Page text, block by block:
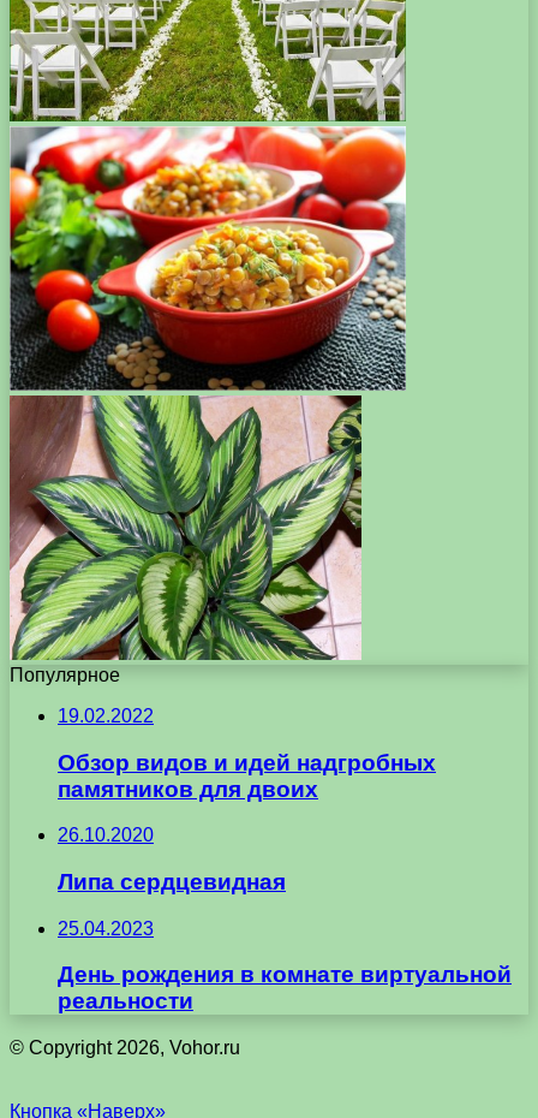
Популярное
19.02.2022
Обзор видов и идей надгробных
памятников для двоих
26.10.2020
Липа сердцевидная
25.04.2023
День рождения в комнате виртуальной
реальности
© Copyright 2026, Vohor.ru
Кнопка «Наверх»